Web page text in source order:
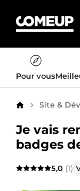
Pour vous
AccueilSite &
Je vais
badges
5,0 (1)